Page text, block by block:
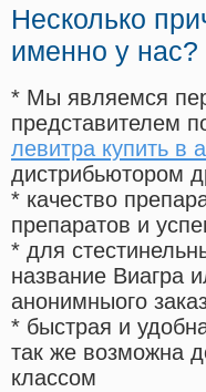
Несколько
именно у нас?
* Мы являемся
представителем
левитра купить в
дистрибьютором
* качество
препаратов и
* для
название Виагра
анонимныого
* быстрая и
так же возможна
классом